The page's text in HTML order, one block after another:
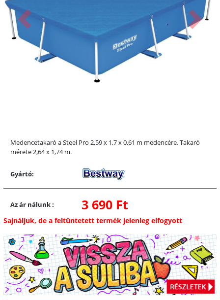
Előző
Medencetakaró a Steel Pro 2,59 x 1,7 x 0,61 m medencére. Takaró
mérete 2,64 x 1,74 m.
Gyártó:
Az ár nálunk: 3 690 Ft
Sajnáljuk, de a feltüntetett termék jelenleg elfogyott